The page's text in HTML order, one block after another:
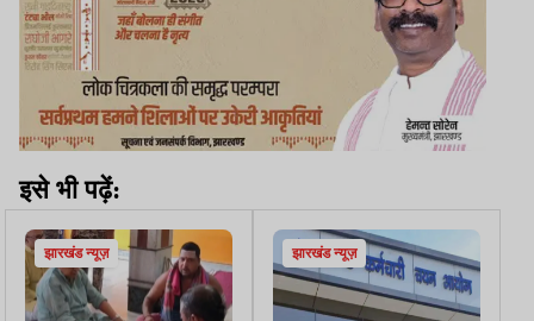
इसे भी पढ़ें:
झारखंड न्यूज़ झारखंड न्यूज़